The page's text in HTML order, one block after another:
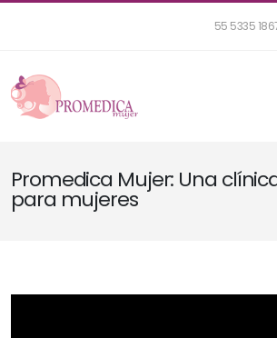
55 5335
Promedica Mujer: Una
para mujeres